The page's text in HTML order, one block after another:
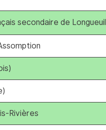
secondaire de Longueuil
Rivières